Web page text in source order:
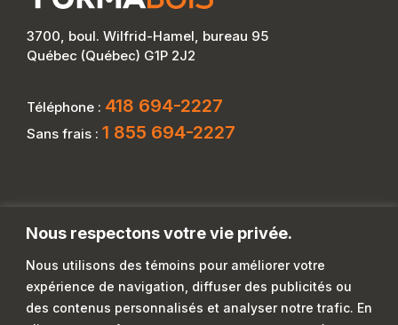
Nous respectons votre vie privée.
Nous utilisons des témoins pour améliorer votre
expérience de navigation, diffuser des publicités ou
des contenus personnalisés et analyser notre trafic. En
3700, boul. Wilfrid-Hamel, bureau 95
Québec (Québec) G1P 2J2
Téléphone : 418 694-2227
Sans frais : 1 855 694-2227